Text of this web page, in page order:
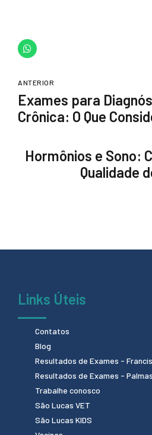
ANTERIOR
Exames para
Crônica: O Que
Hormônios e Sono:
Qualidade
Links Úteis
Contatos
Blog
Resultados de Exames -
Resultados de Exames - Palmas
Trabalhe conosco
São Lucas VET
São Lucas KIDS